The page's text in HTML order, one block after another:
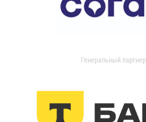
Генеральный партнер